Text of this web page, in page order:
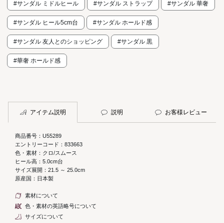
#サンダル ミドルヒール #サンダル ストラップ #サンダル 華奢
#サンダル ヒール5cm台 #サンダル ホールド感
#サンダル 友人とのショッピング #サンダル 黒
#華奢 ホールド感
アイテム説明 説明 お客様レビュー
商品番号：U55289
エントリーコード：833663
色・素材：クロ/スムース
ヒール高：5.0cm台
サイズ展開：21.5 ～ 25.0cm
原産国：日本製
素材について
色・素材の英語略号について
サイズについて